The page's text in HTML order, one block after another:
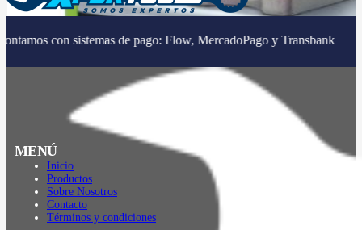
sistemas de pago: Flow, MercadoPago y Transbank
MENÚ
Inicio
Productos
Sobre Nosotros
Contacto
Términos y condiciones